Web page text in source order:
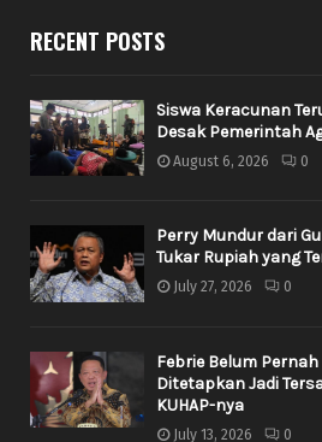
RECENT POSTS
Siswa Keracunan
Desak Pemerintah
August 6, 2026 0
Perry Mundur dari
Tukar Rupiah yang
July 27, 2026 0
Febrie Belum
Ditetapkan Jadi
KUHAP-nya
July 13, 2026 0